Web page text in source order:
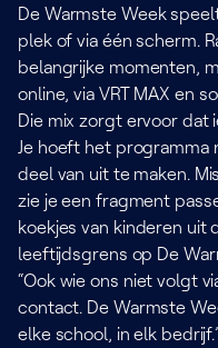
De Warmste Week
plek of via één scherm.
belangrijke momenten,
online, via VRT MAX en
Die mix zorgt ervoor dat
Je hoeft het
deel van uit te maken.
zie je een fragment
koekjes van kinderen uit
leeftijdsgrens op De
“Ook wie ons niet volgt
contact. De Warmste
elke school, in elk